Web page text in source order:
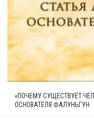
«ПОЧЕМУ СУЩЕСТВУЕТ
ОСНОВАТЕЛЯ ФАЛУНЬГУН